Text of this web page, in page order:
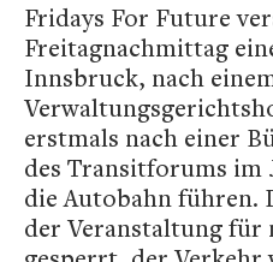
Fridays For Future
Freitagnachmittag
Innsbruck, nach
erstmals nach einer
des Transitforums im
die Autobahn führen.
der Veranstaltung für